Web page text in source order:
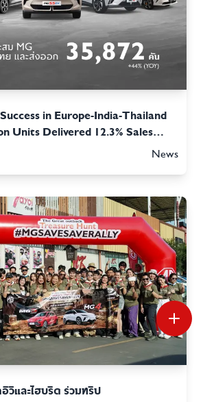
in Europe-India-Thailand
Units Delivered 12.3% Sales
MOTOR CORPORATION
News
วีและไฮบริด ร่วมทริป